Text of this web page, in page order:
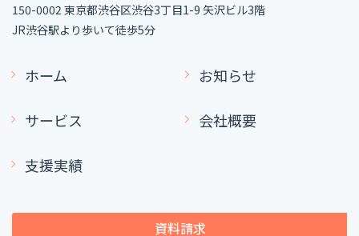
150-0002 東京都渋谷区渋谷3丁目1-9 矢沢ビル3階
JR渋谷駅より歩いて徒歩5分
ホーム
サービス
支援実績
お知らせ
会社概要
資料請求